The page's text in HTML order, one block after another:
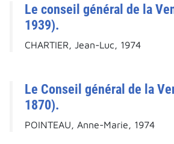
Le conseil général de la
1939).
CHARTIER, Jean-Luc, 1974
Le Conseil général de la
1870).
POINTEAU, Anne-Marie, 1974